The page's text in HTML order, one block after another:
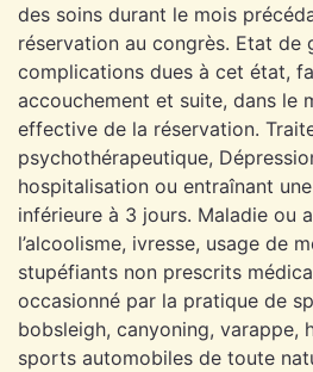
des soins durant le mois
réservation au congrès. Etat de
complications dues à cet état,
accouchement et suite, dans le
effective de la réservation.
psychothérapeutique,
hospitalisation ou entraînant
inférieure à 3 jours. Maladie ou
l’alcoolisme, ivresse, usage de
stupéfiants non prescrits
occasionné par la pratique de
bobsleigh, canyoning, varappe,
sports automobiles de toute